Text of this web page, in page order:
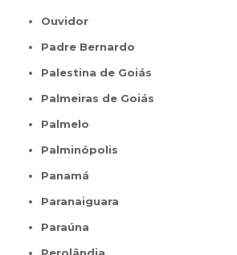
Ouvidor
Padre Bernardo
Palestina de Goiás
Palmeiras de Goiás
Palmelo
Palminópolis
Panamá
Paranaiguara
Paraúna